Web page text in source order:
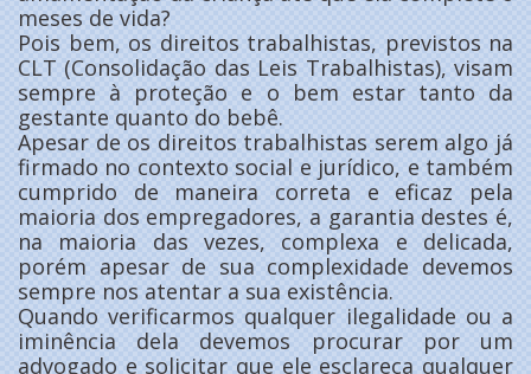
meses de vida?
Pois bem, os direitos trabalhistas, previstos na
CLT (Consolidação das Leis Trabalhistas), visam
sempre à proteção e o bem estar tanto da
gestante quanto do bebê.
Apesar de os direitos trabalhistas serem algo já
firmado no contexto social e jurídico, e também
cumprido de maneira correta e eficaz pela
maioria dos empregadores, a garantia destes é,
na maioria das vezes, complexa e delicada,
porém apesar de sua complexidade devemos
sempre nos atentar a sua existência.
Quando verificarmos qualquer ilegalidade ou a
iminência dela devemos procurar por um
advogado e solicitar que ele esclareça qualquer